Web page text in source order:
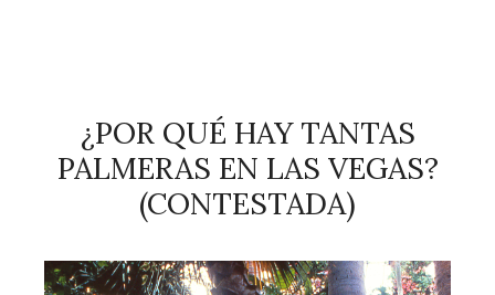
¿POR QUÉ HAY TANTAS
PALMERAS EN LAS VEGAS?
(CONTESTADA)